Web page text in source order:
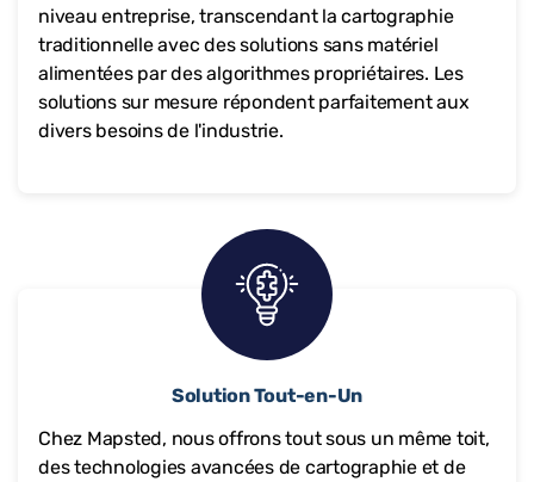
niveau entreprise, transcendant la cartographie
traditionnelle avec des solutions sans matériel
alimentées par des algorithmes propriétaires. Les
solutions sur mesure répondent parfaitement aux
divers besoins de l'industrie.
Solution Tout-en-Un
Chez Mapsted, nous offrons tout sous un même toit,
des technologies avancées de cartographie et de